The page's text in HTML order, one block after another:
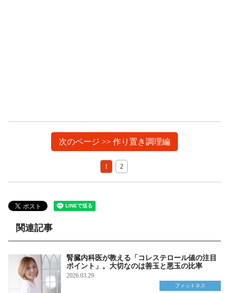
次のページ >> 作り置き調理編
1 2
関連記事
腎臓内科医が教える「コレステロール値の注目
ポイント」。大切なのは善玉と悪玉の比率
2026.03.29
フィットネス